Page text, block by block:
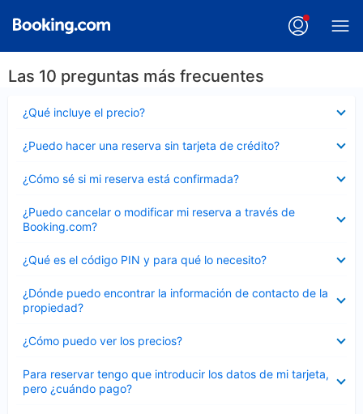
Las 10 preguntas más frecuentes
¿Qué incluye el precio?
cerrado
¿Puedo hacer una reserva sin tarjeta de crédito?
cerrado
¿Cómo sé si mi reserva está confirmada?
cerrado
¿Puedo cancelar o modificar mi reserva a través de
Booking.com?
cerrado
¿Qué es el código PIN y para qué lo necesito?
cerrado
¿Dónde puedo encontrar la información de contacto de la
propiedad?
cerrado
¿Cómo puedo ver los precios?
cerrado
Para reservar tengo que introducir los datos de mi tarjeta,
pero ¿cuándo pago?
cerrado